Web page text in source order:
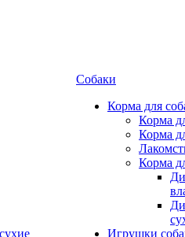
Собаки
Корма для
Корма
Корма
Корма
Игрушки